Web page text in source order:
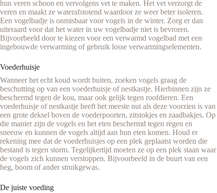
hun veren schoon en vervolgens vet te maken. Het vet verzorgt de
veren en maakt ze waterafstotend waardoor ze weer beter isoleren.
Een vogelbadje is onmisbaar voor vogels in de winter. Zorg er dan
uiteraard voor dat het water in uw vogelbadje niet is bevroren.
Bijvoorbeeld door te kiezen voor een verwarmd vogelbad met een
ingebouwde verwarming of gebruik losse verwarmingselementen.
Voederhuisje
Wanneer het echt koud wordt buiten, zoeken vogels graag de
beschutting op van een voederhuisje of nestkastje. Hierbinnen zijn ze
beschermd tegen de kou, maar ook gelijk tegen roofdieren. Een
voederhuisje of nestkastje heeft het meeste nut als deze voorzien is van
een grote deksel boven de voederpoorten, zitstokjes en zaadbakjes. Op
die manier zijn de vogels en het eten beschermd tegen regen en
sneeuw en kunnen de vogels altijd aan hun eten komen. Houd er
rekening mee dat de voederhuisjes op een plek geplaatst worden die
bestand is tegen storm. Tegelijkertijd moeten ze op een plek staan waar
de vogels zich kunnen verstoppen. Bijvoorbeeld in de buurt van een
heg, boom of ander struikgewas.
De juiste voeding